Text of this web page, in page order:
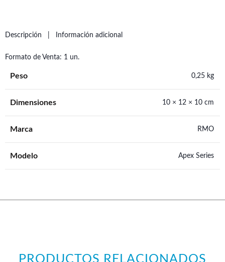
Descripción Información adicional
Formato de Venta: 1 un.
Peso 0,25 kg
Dimensiones 10 × 12 × 10 cm
Marca RMO
Modelo Apex Series
PRODUCTOS RELACIONADOS